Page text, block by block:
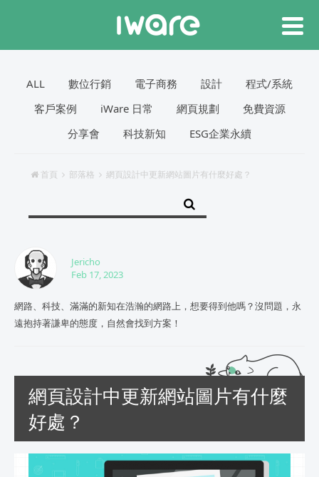
ALL 數位行銷 電子商務 設計
程式/系統
客戶案例
iWare 日常 網頁規劃
免費資源
分享會
科技新知 ESG企業永續
首頁 部落格 網頁設計中更新網站圖片有什麼好處？
Jericho
Feb 17, 2023
網路、科技、滿滿的新知在浩瀚的網路上，想要得到他嗎？沒問題，永
遠抱持著謙卑的態度，自然會找到方案！
網頁設計中更新網站圖片有什麼
好處？